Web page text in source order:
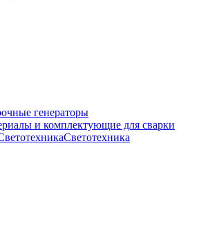
генераторы
и комплектующие для сварки
Светотехника